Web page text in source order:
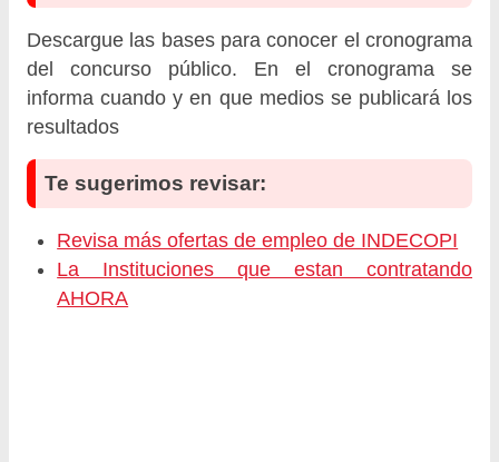
Descargue las bases para conocer el cronograma
del concurso público. En el cronograma se
informa cuando y en que medios se publicará los
resultados
Te sugerimos revisar:
Revisa más ofertas de empleo de INDECOPI
La Instituciones que estan contratando
AHORA